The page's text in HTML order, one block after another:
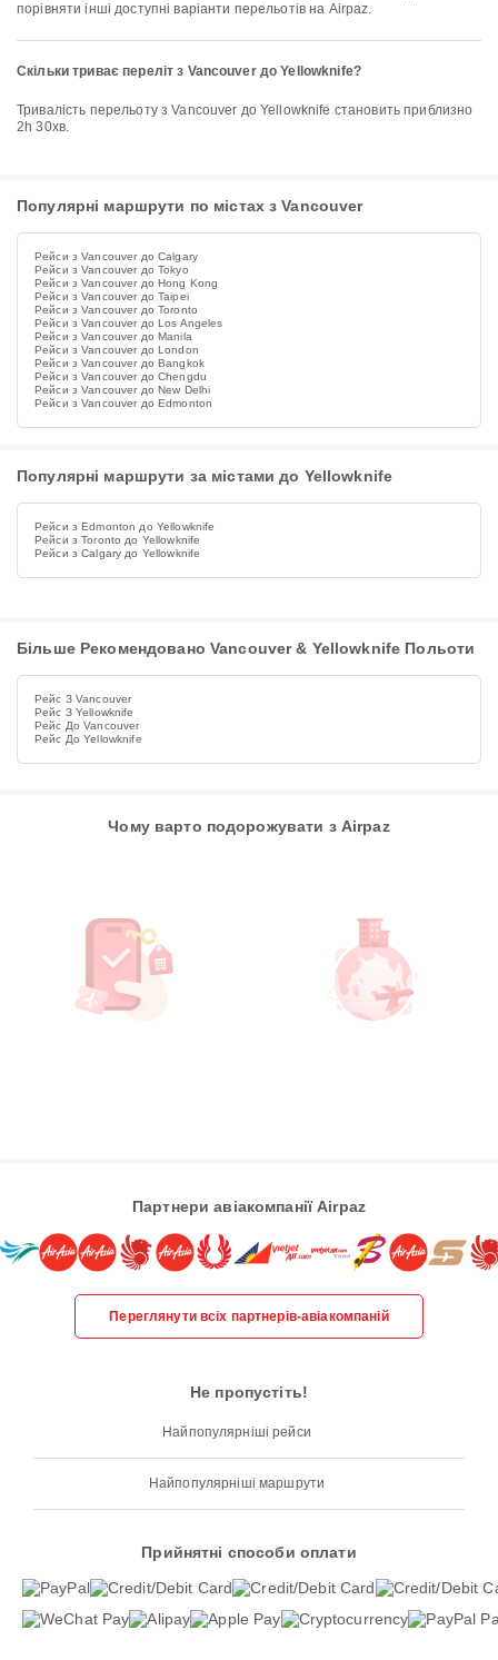
порівняти інші доступні варіанти перельотів на Airpaz.
Скільки триває переліт з Vancouver до Yellowknife?
Тривалість перельоту з Vancouver до Yellowknife становить приблизно
2h 30хв.
Популярні маршрути по містах з Vancouver
Рейси з Vancouver до Calgary
Рейси з Vancouver до Tokyo
Рейси з Vancouver до Hong Kong
Рейси з Vancouver до Taipei
Рейси з Vancouver до Toronto
Рейси з Vancouver до Los Angeles
Рейси з Vancouver до Manila
Рейси з Vancouver до London
Рейси з Vancouver до Bangkok
Рейси з Vancouver до Chengdu
Рейси з Vancouver до New Delhi
Рейси з Vancouver до Edmonton
Популярні маршрути за містами до Yellowknife
Рейси з Edmonton до Yellowknife
Рейси з Toronto до Yellowknife
Рейси з Calgary до Yellowknife
Більше Рекомендовано Vancouver & Yellowknife Польоти
Рейс З Vancouver
Рейс З Yellowknife
Рейс До Vancouver
Рейс До Yellowknife
Чому варто подорожувати з Airpaz
Партнери авіакомпанії Airpaz
Переглянути всіх партнерів-авіакомпаній
Не пропустіть!
Найпопулярніші рейси
Найпопулярніші маршрути
Прийнятні способи оплати